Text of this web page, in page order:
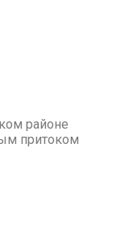
районе
притоком